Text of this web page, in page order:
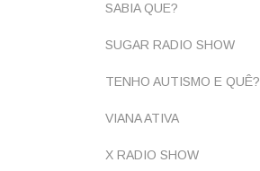
SABIA QUE?
SUGAR RADIO SHOW
TENHO AUTISMO E QUÊ?
VIANA ATIVA
X RADIO SHOW